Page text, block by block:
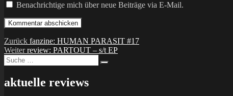
Benachrichtige mich über neue Beiträge via E-Mail.
Beitragsnavigation
Zurück Vorheriger
Beitrag:
fanzine: HUMAN PARASIT #17
Weiter Nächster
review: PARTOUT – s/t EP
Suche
nach:
aktuelle reviews